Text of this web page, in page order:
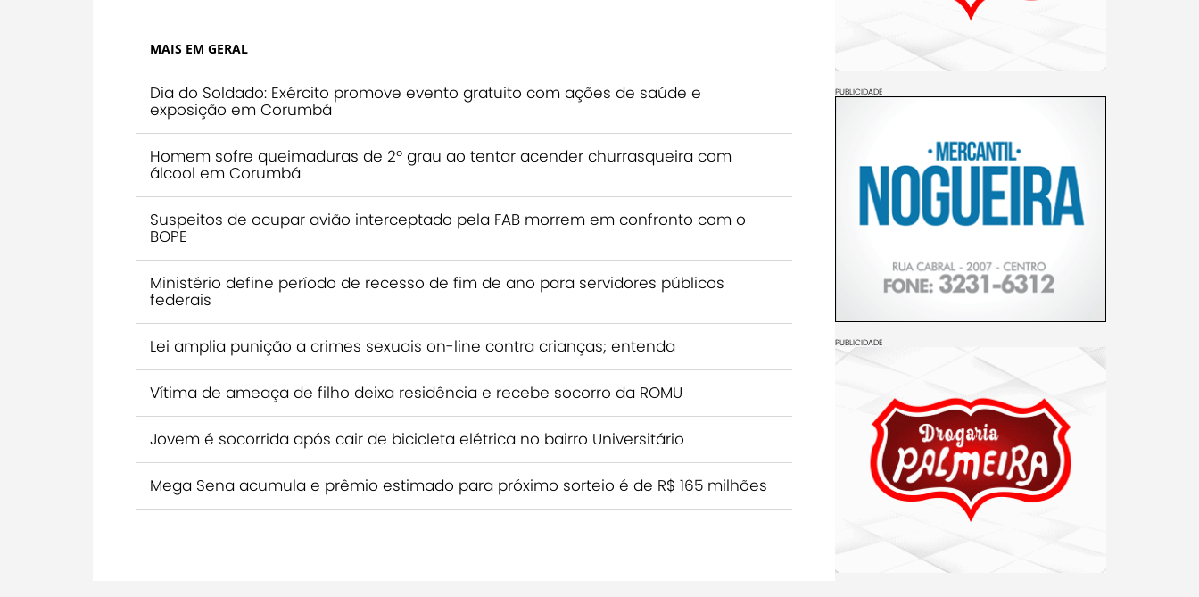
MAIS EM GERAL
Dia do Soldado: Exército promove evento gratuito com ações de saúde e
exposição em Corumbá
Homem sofre queimaduras de 2º grau ao tentar acender churrasqueira com
álcool em Corumbá
Suspeitos de ocupar avião interceptado pela FAB morrem em confronto com o
BOPE
Ministério define período de recesso de fim de ano para servidores públicos
federais
Lei amplia punição a crimes sexuais on-line contra crianças; entenda
Vítima de ameaça de filho deixa residência e recebe socorro da ROMU
Jovem é socorrida após cair de bicicleta elétrica no bairro Universitário
Mega Sena acumula e prêmio estimado para próximo sorteio é de R$ 165 milhões
PUBLICIDADE
PUBLICIDADE